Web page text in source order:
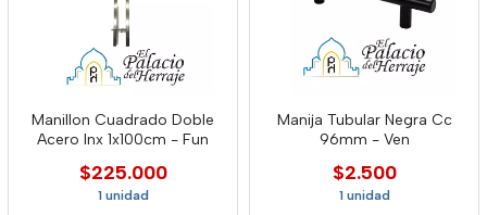
Manillon Cuadrado Doble
Acero Inx 1x100cm - Fun
$225.000
1 unidad
Manija Tubular Negra Cc
96mm - Ven
$2.500
1 unidad